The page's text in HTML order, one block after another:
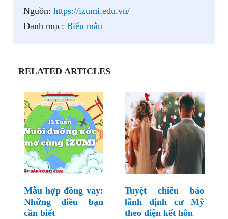
Nguồn: https://izumi.edu.vn/
Danh mục: Biểu mẫu
RELATED ARTICLES
Mẫu hợp đồng vay:
Những điều bạn
cần biết
Tuyệt chiêu bảo
lãnh định cư Mỹ
theo diện kết hôn